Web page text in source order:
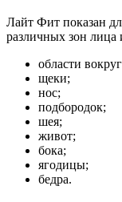
Лайт Фит показан
различных зон лица
области
щеки;
нос;
подбородок;
шея;
живот;
бока;
ягодицы;
бедра.